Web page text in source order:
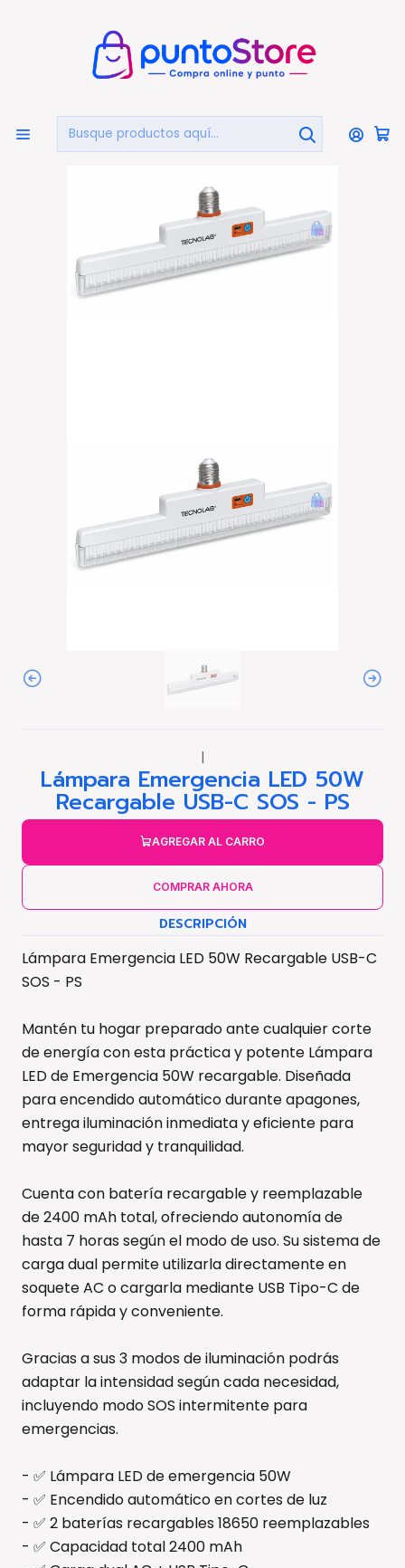
HOGAR Y DECORACIÓN Luz de Emergencia
Lámpara Emergencia LED 50W Recargable USB-C SOS -
PS
|
Lámpara Emergencia LED 50W
Recargable USB-C SOS - PS
AGREGAR AL CARRO
COMPRAR AHORA
DESCRIPCIÓN
Lámpara Emergencia LED 50W Recargable USB-C
SOS - PS
Mantén tu hogar preparado ante cualquier corte
de energía con esta práctica y potente Lámpara
LED de Emergencia 50W recargable. Diseñada
para encendido automático durante apagones,
entrega iluminación inmediata y eficiente para
mayor seguridad y tranquilidad.
Cuenta con batería recargable y reemplazable
de 2400 mAh total, ofreciendo autonomía de
hasta 7 horas según el modo de uso. Su sistema de
carga dual permite utilizarla directamente en
soquete AC o cargarla mediante USB Tipo-C de
forma rápida y conveniente.
Gracias a sus 3 modos de iluminación podrás
adaptar la intensidad según cada necesidad,
incluyendo modo SOS intermitente para
emergencias.
- ✅ Lámpara LED de emergencia 50W
- ✅ Encendido automático en cortes de luz
- ✅ 2 baterías recargables 18650 reemplazables
- ✅ Capacidad total 2400 mAh